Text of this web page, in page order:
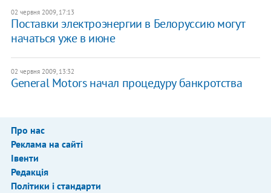
02 червня 2009, 17:13
Поставки электроэнергии в Белоруссию могут
начаться уже в июне
02 червня 2009, 13:32
General Motors начал процедуру банкротства
Про нас
Реклама на сайті
Івенти
Редакція
Політики і стандарти